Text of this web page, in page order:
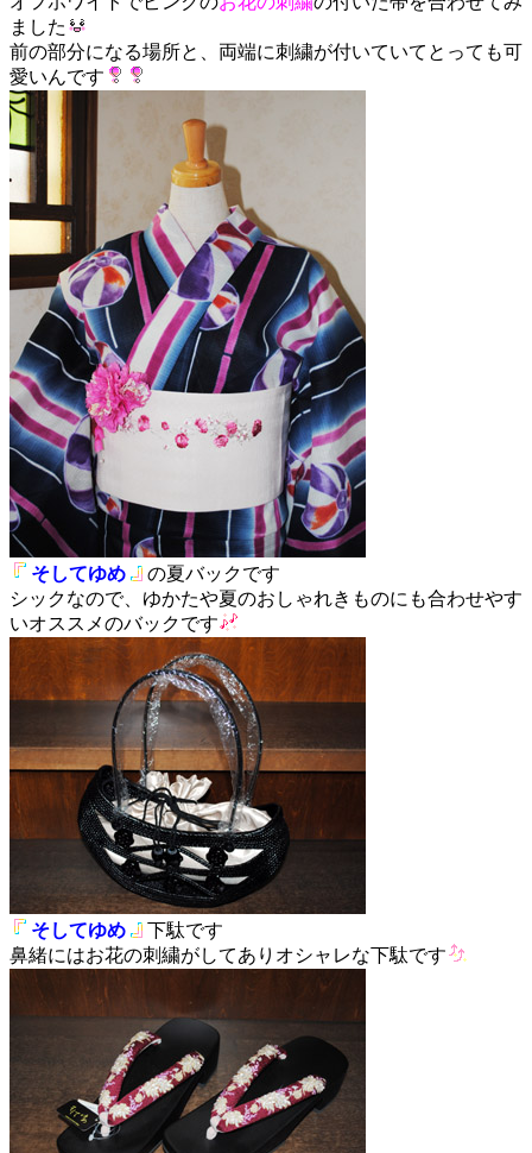
ました
前の部分になる場所と、両端に刺繍が付いていてとっても可
愛いんです
そしてゆめ
の夏バックです
シックなので、ゆかたや夏のおしゃれきものにも合わせやす
いオススメのバックです
そしてゆめ
下駄です
鼻緒にはお花の刺繍がしてありオシャレな下駄です